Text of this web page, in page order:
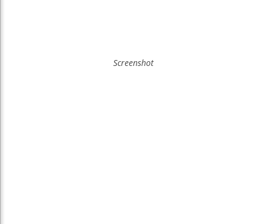
Screenshot